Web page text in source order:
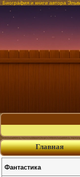
Биография и книги автора
Главная
Фантастика